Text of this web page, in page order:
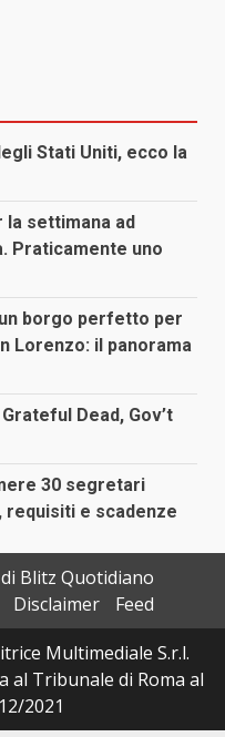
Stati Uniti, ecco la
la settimana ad
Praticamente uno
un borgo perfetto per
Lorenzo: il panorama
Dead, Gov’t
30 segretari
requisiti e scadenze
Blitz Quotidiano
Disclaimer
Feed
Multimediale S.r.l.
al Tribunale di Roma al
2021